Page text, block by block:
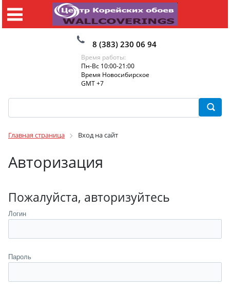
8 (383) 230 06 94
Время работы:
Пн-Вс 10:00-21:00
Время Новосибирское
GMT +7
Главная страница Вход на сайт
Авторизация
Пожалуйста, авторизуйтесь
Логин
Пароль